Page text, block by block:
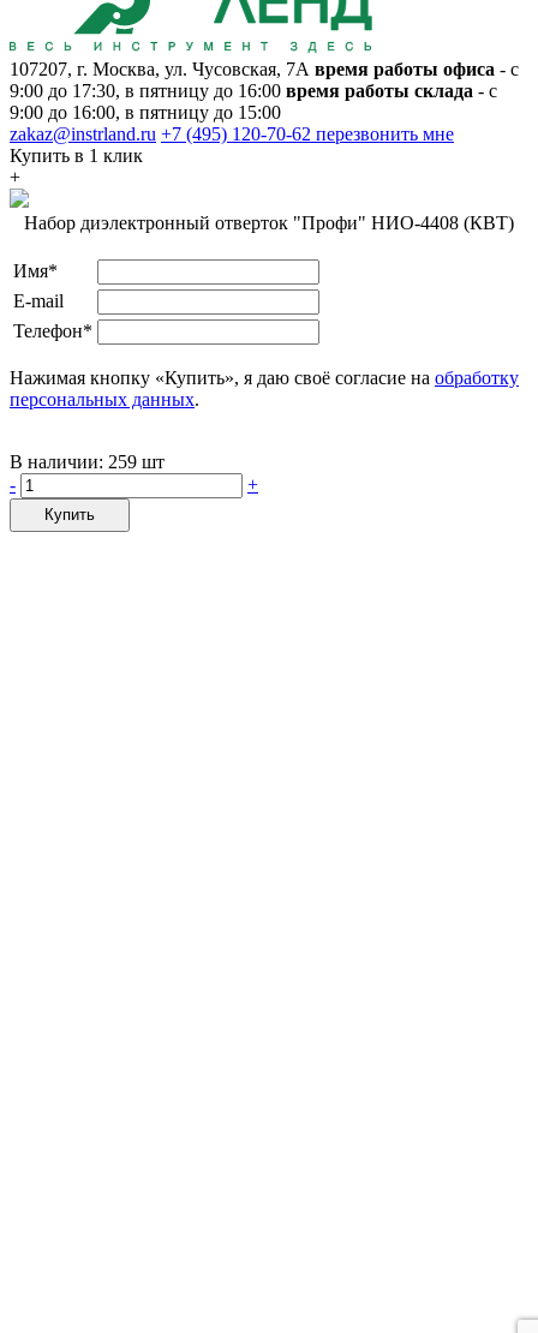
107207, г. Москва, ул. Чусовская, 7А время работы офиса - с
9:00 до 17:30, в пятницу до 16:00 время работы склада - с
9:00 до 16:00, в пятницу до 15:00
zakaz@instrland.ru +7 (495) 120-70-62 перезвонить мне
Купить в 1 клик
+
Набор диэлектронный отверток "Профи" НИО-4408 (КВТ)
Имя*
E-mail
Телефон*
Нажимая кнопку «Купить», я даю своё согласие на обработку
персональных данных.
В наличии: 259 шт
-
+
Купить